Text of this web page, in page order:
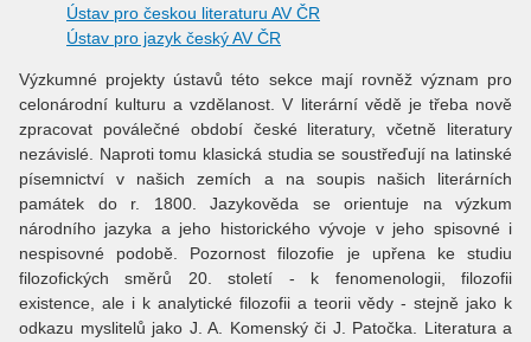
Ústav pro českou literaturu AV ČR
Ústav pro jazyk český AV ČR
Výzkumné projekty ústavů této sekce mají rovněž význam pro
celonárodní kulturu a vzdělanost. V literární vědě je třeba nově
zpracovat poválečné období české literatury, včetně literatury
nezávislé. Naproti tomu klasická studia se soustřeďují na latinské
písemnictví v našich zemích a na soupis našich literárních
památek do r. 1800. Jazykověda se orientuje na výzkum
národního jazyka a jeho historického vývoje v jeho spisovné i
nespisovné podobě. Pozornost filozofie je upřena ke studiu
filozofických směrů 20. století - k fenomenologii, filozofii
existence, ale i k analytické filozofii a teorii vědy - stejně jako k
odkazu myslitelů jako J. A. Komenský či J. Patočka. Literatura a